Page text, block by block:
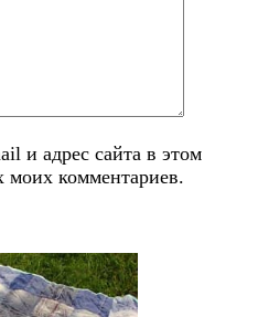
и адрес сайта в этом
моих комментариев.